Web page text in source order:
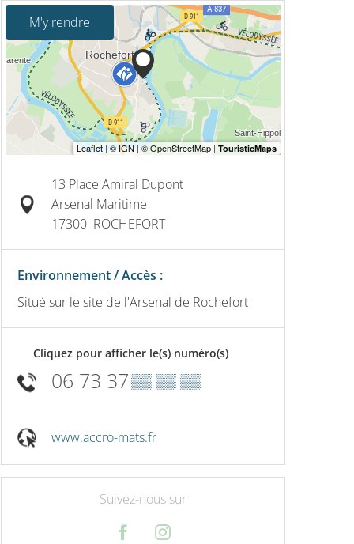
M'y rendre
13 Place Amiral Dupont
Arsenal Maritime
17300 ROCHEFORT
Environnement / Accès :
Situé sur le site de l'Arsenal de Rochefort
Cliquez pour afficher le(s) numéro(s)
06 73 37▒▒ ▒▒ ▒▒
www.accro-mats.fr
Suivez-nous sur